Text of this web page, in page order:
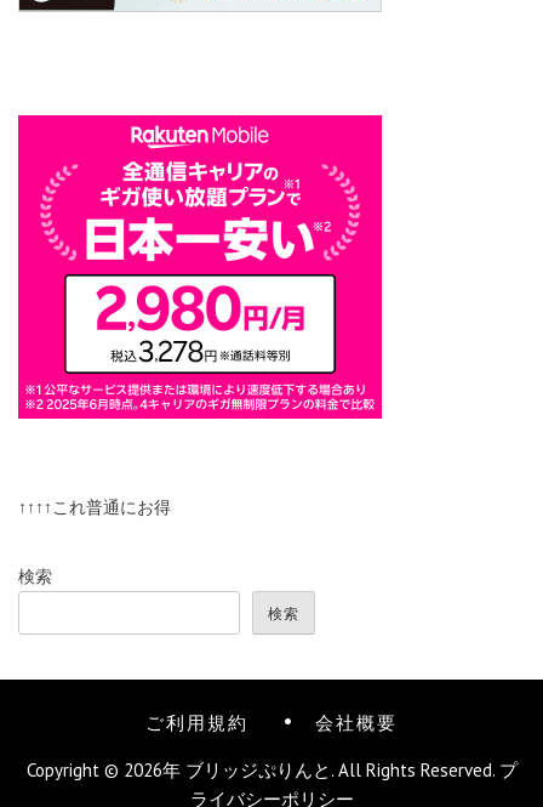
↑↑↑↑これ普通にお得
検索
検索
ご利用規約 会社概要
Copyright © 2026年 ブリッジぷりんと. All Rights Reserved. プ
ライバシーポリシー